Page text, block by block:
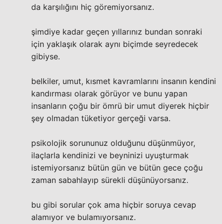
da karşılığını hiç göremiyorsanız.
şimdiye kadar geçen yıllarınız bundan sonraki
için yaklaşık olarak aynı biçimde seyredecek
gibiyse.
belkiler, umut, kısmet kavramlarını insanın kendini
kandırması olarak görüyor ve bunu yapan
insanların çoğu bir ömrü bir umut diyerek hiçbir
şey olmadan tüketiyor gerçeği varsa.
psikolojik sorununuz olduğunu düşünmüyor,
ilaçlarla kendinizi ve beyninizi uyuşturmak
istemiyorsanız bütün gün ve bütün gece çoğu
zaman sabahlayıp sürekli düşünüyorsanız.
bu gibi sorular çok ama hiçbir soruya cevap
alamıyor ve bulamıyorsanız.